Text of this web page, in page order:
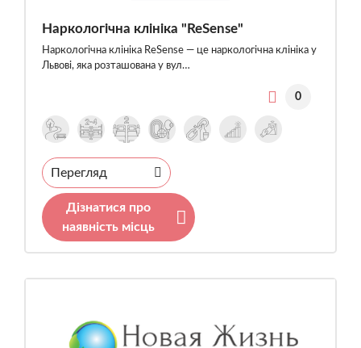
Наркологічна клініка "ReSense"
Наркологічна клініка ReSense — це наркологічна клініка у
Львові, яка розташована у вул…
0
Перегляд
Дізнатися про
наявність місць